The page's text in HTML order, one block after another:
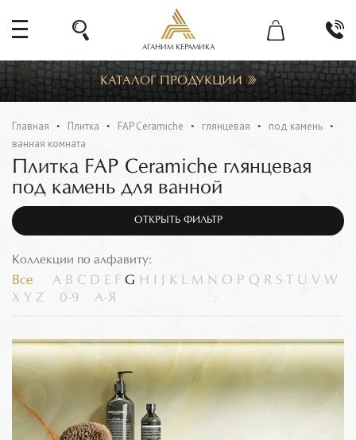
АГАНИМ КЕРАМИКА
КАТАЛОГ ПРОДУКЦИИ
Главная Плитка FAP Ceramiche глянцевая
под камень
ванная комната
Плитка FAP Ceramiche глянцевая
под камень для ванной
ОТКРЫТЬ ФИЛЬТР
Коллекции по алфавиту:
Все A B C D E F G H K L M N O P Q R S U V W
X Y Z 0-9 А-Я